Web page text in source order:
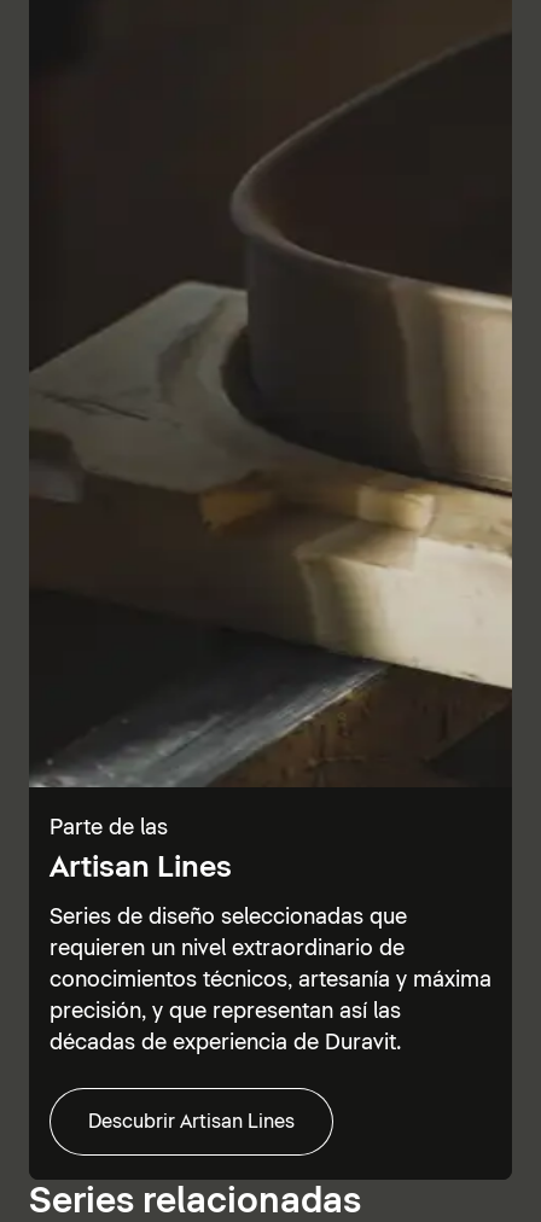
Parte de las
Artisan Lines
Series de diseño seleccionadas que
requieren un nivel extraordinario de
conocimientos técnicos, artesanía y máxima
precisión, y que representan así las
décadas de experiencia de Duravit.
Descubrir Artisan Lines
Series relacionadas